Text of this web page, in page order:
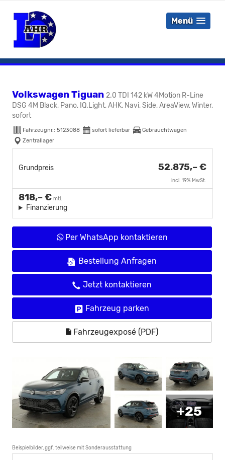
Menü
Volkswagen Tiguan 2.0 TDI 142 kW 4Motion R-Line
DSG 4M Black, Pano, IQ.Light, AHK, Navi, Side, AreaView, Winter,
sofort
Fahrzeugnr.: 5123088 sofort lieferbar
Gebrauchtwagen
Zentrallager
Grundpreis 52.875,– €
incl. 19% MwSt.
818,– € mtl.
Finanzierung
Per WhatsApp kontaktieren
Bestellung Anfragen
Jetzt kontaktieren
Fahrzeug parken
Fahrzeugexposé (PDF)
+25
Beispielbilder, ggf. teilweise mit Sonderausstattung